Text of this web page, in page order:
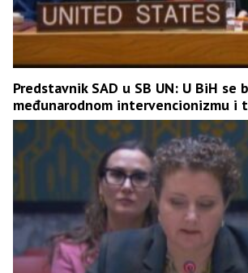
Predstavnik SAD u SB UN: U BiH se
međunarodnom intervencionizmu i